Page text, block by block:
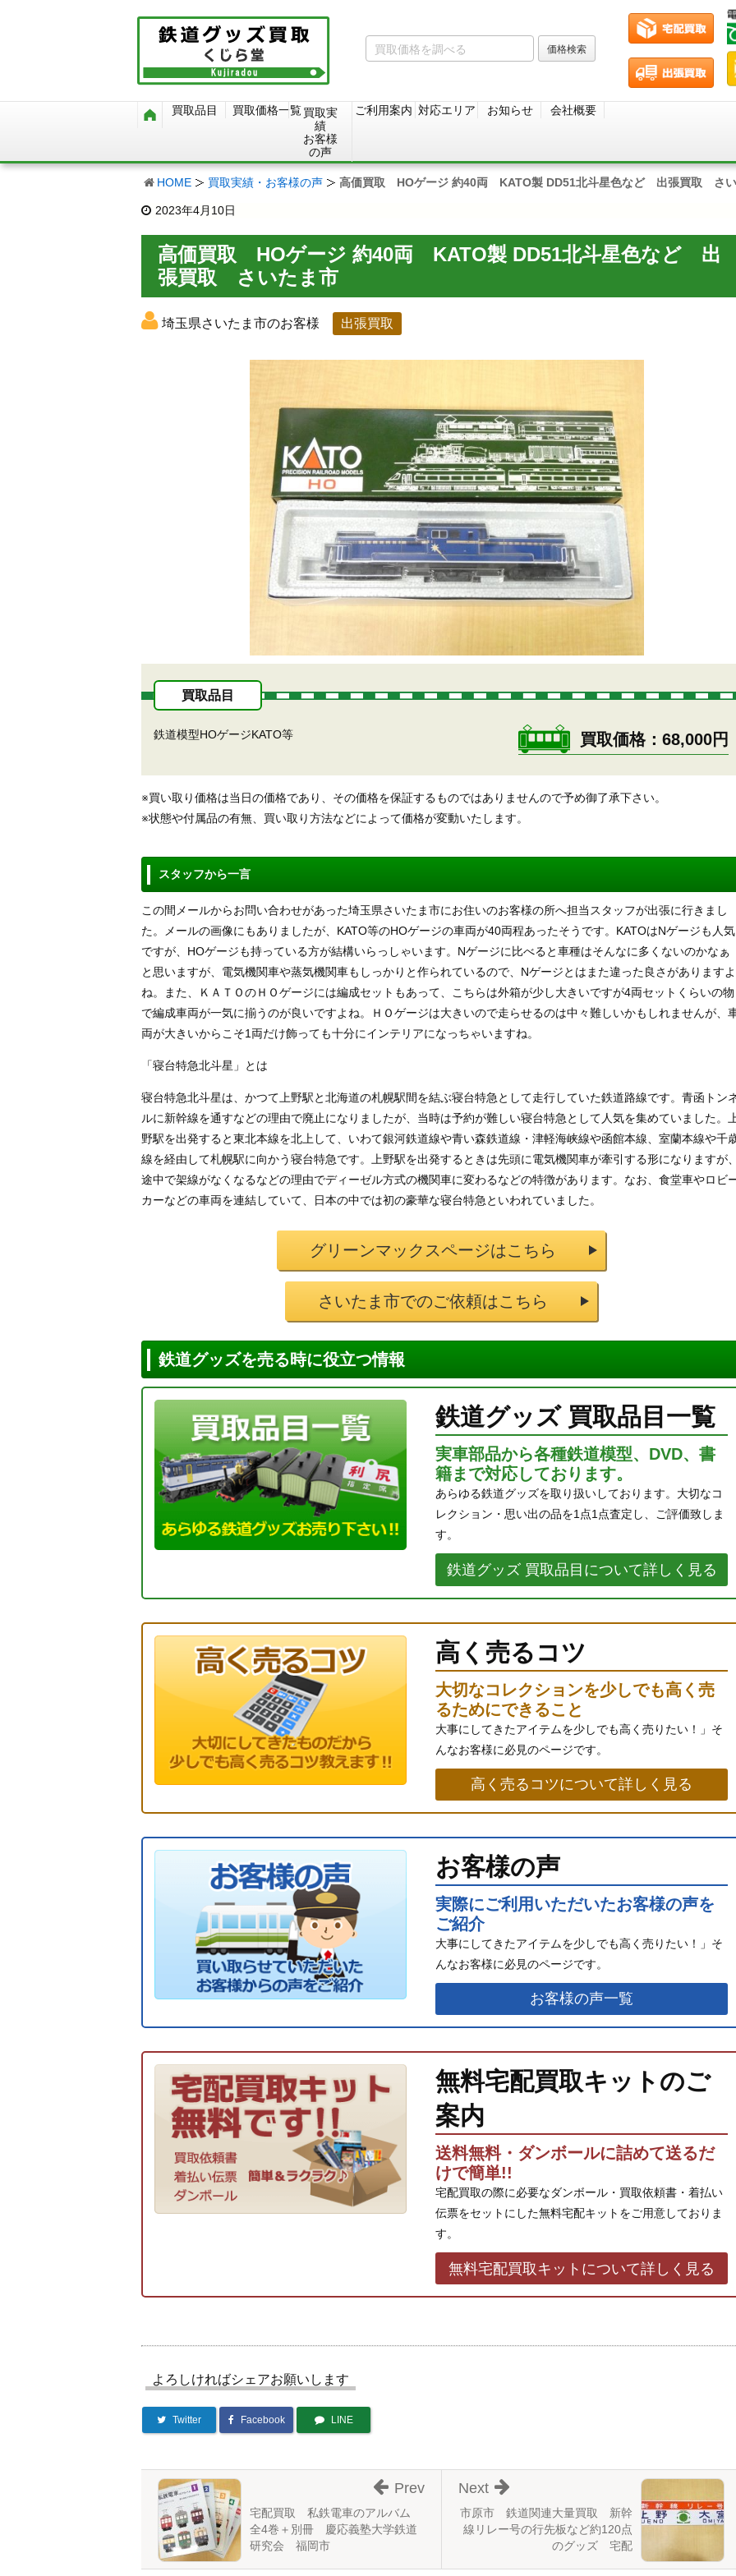
買取品目 買取価格一覧買取実
績
お客様
の声
ご利用案内 対応エリア お知らせ 会社概要
HOME 買取実績・お客様の声 高価買取 HOゲージ 約40両 KATO製 DD51北斗星色など 出張買取 さ
2023年4月10日
高価買取 HOゲージ 約40両 KATO製 DD51北斗星色など 出
張買取 さいたま市
埼玉県さいたま市のお客様 出張買取
買取品目
鉄道模型HOゲージKATO等 買取価格 68,000円
※買い取り価格は当日の価格であり、その価格を保証するものではありませんので予め御了承下さい。
※状態や付属品の有無、買い取り方法などによって価格が変動いたします。
スタッフから一言
この間メールからお問い合わせがあった埼玉県さいたま市にお住いのお客様の所へ担当スタッフが出張に行きまし
た。メールの画像にもありましたが、KATO等のHOゲージの車両が40両程あったそうです。KATOはNゲージも人気
ですが、HOゲージも持っている方が結構いらっしゃいます。Nゲージに比べると車種はそんなに多くないのかなぁ
と思いますが、電気機関車や蒸気機関車もしっかりと作られているので、Nゲージとはまた違った良さがありますよ
ね。また、ＫＡＴＯのＨＯゲージには編成セットもあって、こちらは外箱が少し大きいですが4両セットくらいの物
で編成車両が一気に揃うのが良いですよね。ＨＯゲージは大きいので走らせるのは中々難しいかもしれませんが、
両が大きいからこそ1両だけ飾っても十分にインテリアになっちゃいますね。
「寝台特急北斗星」とは
寝台特急北斗星は、かつて上野駅と北海道の札幌駅間を結ぶ寝台特急として走行していた鉄道路線です。青函トン
ルに新幹線を通すなどの理由で廃止になりましたが、当時は予約が難しい寝台特急として人気を集めていました。
野駅を出発すると東北本線を北上して、いわて銀河鉄道線や青い森鉄道線・津軽海峡線や函館本線、室蘭本線や千
線を経由して札幌駅に向かう寝台特急です。上野駅を出発するときは先頭に電気機関車が牽引する形になりますが、
途中で架線がなくなるなどの理由でディーゼル方式の機関車に変わるなどの特徴があります。なお、食堂車やロビ
カーなどの車両を連結していて、日本の中では初の豪華な寝台特急といわれていました。
グリーンマックスページはこちら
さいたま市でのご依頼はこちら
鉄道グッズを売る時に役立つ情報
鉄道グッズ 買取品目一覧
実車部品から各種鉄道模型、DVD、書
籍まで対応しております。
あらゆる鉄道グッズを取り扱いしております。大切なコ
レクション・思い出の品を1点1点査定し、ご評価致しま
す。
鉄道グッズ 買取品目について詳しく見る
高く売るコツ
大切なコレクションを少しでも高く売
るためにできること
大事にしてきたアイテムを少しでも高く売りたい！」そ
んなお客様に必見のページです。
高く売るコツについて詳しく見る
お客様の声
実際にご利用いただいたお客様の声を
ご紹介
大事にしてきたアイテムを少しでも高く売りたい！」そ
んなお客様に必見のページです。
お客様の声一覧
無料宅配買取キットのご
案内
送料無料・ダンボールに詰めて送るだ
けで簡単!!
宅配買取の際に必要なダンボール・買取依頼書・着払い
伝票をセットにした無料宅配キットをご用意しておりま
す。
無料宅配買取キットについて詳しく見る
よろしければシェアお願いします
Twitter Facebook LINE
市原市 鉄道関連大量買取 新幹
線リレー号の行先板など約120点
のグッズ 宅配
Next
宅配買取 私鉄電車のアルバム
全4巻＋別冊 慶応義塾大学鉄道
研究会 福岡市
Prev